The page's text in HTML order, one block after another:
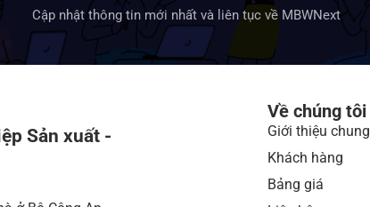
Cập nhật thông tin mới nhất và liên tục về MBWNext
Sản xuất -
Về chúng tôi
Giới thiệu chung
Khách hàng
Bảng giá